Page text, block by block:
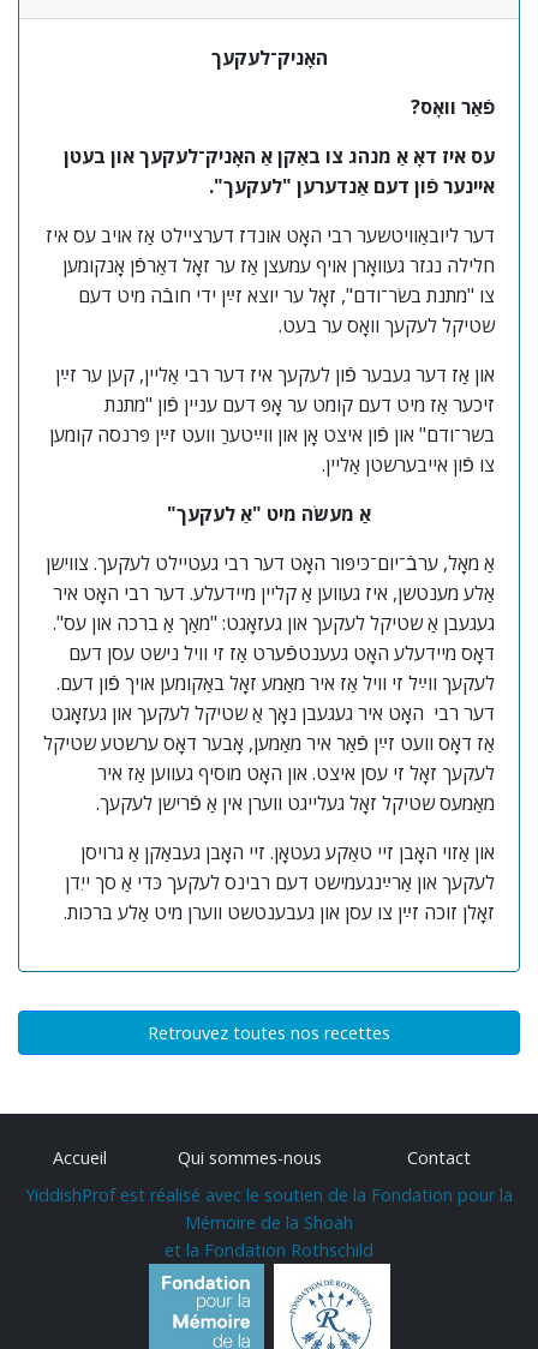
האָניק־לעקעך
פֿאַר וואָס?
עס איז דאָ אַ מנהג צו באַקן אַ האָניק־לעקעך און בעטן
איינער פֿון דעם אַנדערען "לעקעך".
דער ליובאַוויטשער רבי האָט אונדז דערציילט אַז אויב עס איז
חלילה נגזר געוואָרן אויף עמעצן אַז ער זאָל דאַרפֿן אָנקומען
צו "מתנת בשׂר־ודם", זאָל ער יוצא זײַן ידי חובֿה מיט דעם
שטיקל לעקעך וואָס ער בעט.
און אַז דער געבער פֿון לעקעך איז דער רבי אַליין, קען ער זײַן
זיכער אַז מיט דעם קומט ער אָפּ דעם עניין פֿון "מתנת
בשר־ודם" און פֿון איצט אָן און ווײַטערַ וועט זײַן פּרנסה קומען
צו פֿון אייבערשטן אַליין.
אַַ מעשׂה מיט "אַ לעקעך"
אַ מאָל, ערבֿ־יום־כּיפּור האָט דער רבי געטיילט לעקעך. צווישן
אַלע מענטשן, איז געווען אַ קליין מיידעלע. דער רבי האָט איר
געגעבן אַ שטיקל לעקעך און געזאָגט: "מאַך אַ ברכה און עס".
דאָס מיידעלע האָט געענטפֿערט אַז זי וויל נישט עסן דעם
לעקעך ווײַל זי וויל אַז איר מאַמע זאָל באַקומען אויך פֿון דעם.
דער רבי האָט איר געגעבן נאָך אַ שטיקל לעקעך און געזאָגט
אַז דאָס וועט זײַן פֿאַר איר מאַמען, אָבער דאָס ערשטע שטיקל
לעקעך זאָל זי עסן איצט. און האָט מוסיף געווען אַז איר
מאַמעס שטיקל זאָל געלייגט ווערן אין אַ פֿרישן לעקעך.
און אַזוי האָבן זיי טאַקע געטאָן. זיי האָבן געבאַקן אַ גרויסן
לעקעך און אַרײַנגעמישט דעם רבינס לעקעך כּדי אַ סך ייִדן
זאָלן זוכה זײַן צו עסן און געבענטשט ווערן מיט אַלע ברכות.
Retrouvez toutes nos recettes
Accueil Qui sommes-nous
Contact
YiddishProf est réalisé avec le soutien de la Fondation pour la
Mémoire de la Shoah
et la Fondation Rothschild